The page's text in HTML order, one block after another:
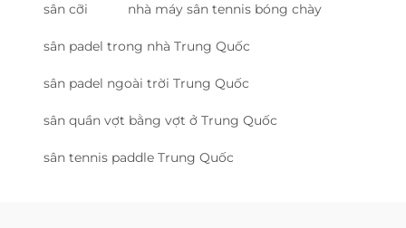
sân cỡi nhà máy sân tennis bóng chày
sân padel trong nhà Trung Quốc
sân padel ngoài trời Trung Quốc
sân quần vợt bằng vợt ở Trung Quốc
sân tennis paddle Trung Quốc